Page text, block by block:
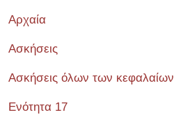
Αρχαία
Ασκήσεις
Ασκήσεις όλων των κεφαλαίων
Ενότητα 17